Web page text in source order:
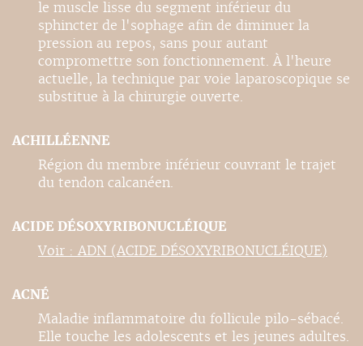
le muscle lisse du segment inférieur du
sphincter de l'sophage afin de diminuer la
pression au repos, sans pour autant
compromettre son fonctionnement. À l'heure
actuelle, la technique par voie laparoscopique se
substitue à la chirurgie ouverte.
ACHILLÉENNE
Région du membre inférieur couvrant le trajet
du tendon calcanéen.
ACIDE DÉSOXYRIBONUCLÉIQUE
Voir : ADN (ACIDE DÉSOXYRIBONUCLÉIQUE)
ACNÉ
Maladie inflammatoire du follicule pilo-sébacé.
Elle touche les adolescents et les jeunes adultes.